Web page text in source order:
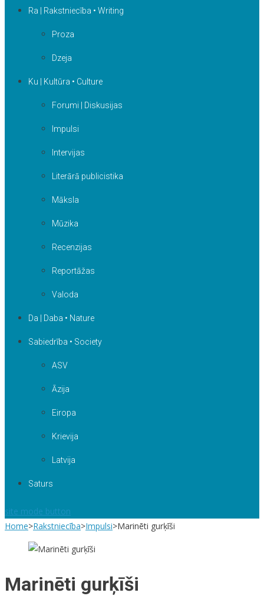
Ra | Rakstniecība • Writing
Proza
Dzeja
Ku | Kultūra • Culture
Forumi | Diskusijas
Impulsi
Intervijas
Literārā publicistika
Māksla
Mūzika
Recenzijas
Reportāžas
Valoda
Da | Daba • Nature
Sabiedrība • Society
ASV
Āzija
Eiropa
Krievija
Latvija
Saturs
site mode button
Home>Rakstniecība>Impulsi>Marinēti gurķīši
Marinēti gurķīši